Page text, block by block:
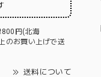
800円(北海
のお買い上げで送
送料について